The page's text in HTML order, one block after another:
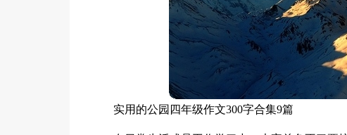
实用的公园四年级作文300字合集9篇